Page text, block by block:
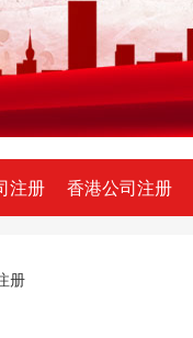
注册 香港公司注册
册